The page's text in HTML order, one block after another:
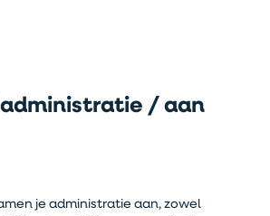
administratie / aan
je administratie aan, zowel